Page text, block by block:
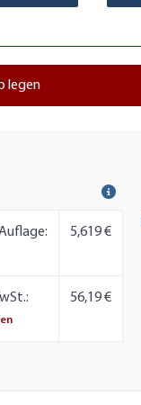
legen
5,619 €
56,19 €